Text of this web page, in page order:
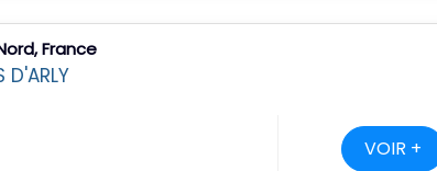
France
VOIR +